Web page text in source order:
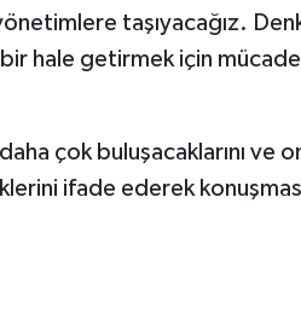
taşıyacağız.
hale getirmek için
çok buluşacaklarını ve
ifade ederek